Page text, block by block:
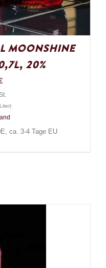
Moonshine
20%
ca. 3-4 Tage EU